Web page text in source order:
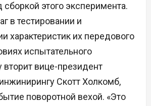
этого эксперимента.
в тестировании и
характеристик их передового
испытательного
вторит вице-президент
Скотт Холкомб,
поворотной вехой. «Это